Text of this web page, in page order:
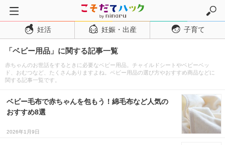
トップページ
妊活
妊娠・出産
妊娠初期
妊活 妊娠・出産 子育て
「ベビー用品」に関する記事一覧
赤ちゃんのお世話をするときに必要なベビー用品。チャイルドシートやベビーベッ
ド、おむつなど、たくさんありますよね。ベビー用品の選び方やおすすめ商品などに
関する記事一覧です。
ベビー毛布で赤ちゃんを包もう！綿毛布など人気の
おすすめ8選
2026年1月9日